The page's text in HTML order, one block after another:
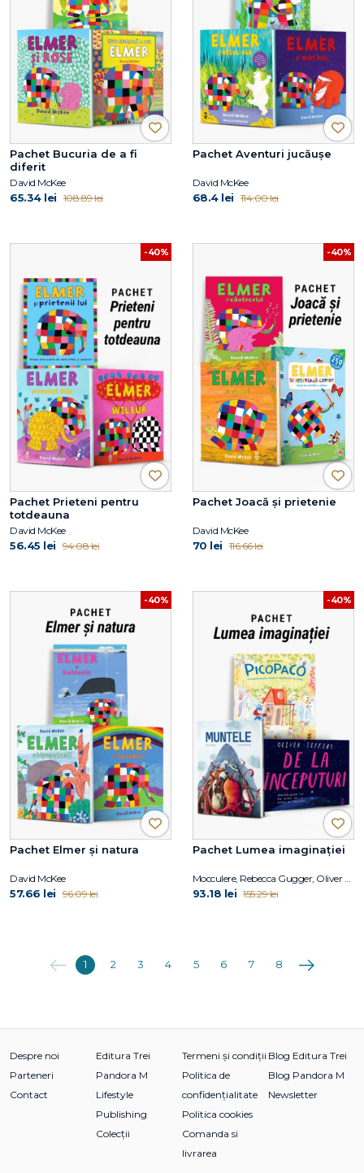
Pachet Bucuria de a fi
diferit
David McKee
65.34 lei 108.89 lei
Pachet Aventuri jucăușe
David McKee
68.4 lei 114.00 lei
-40%
Pachet Prieteni pentru
totdeauna
David McKee
56.45 lei 94.08 lei
-40%
Pachet Joacă și prietenie
David McKee
70 lei 116.66 lei
-40%
Pachet Elmer și natura
David McKee
57.66 lei 96.09 lei
-40%
Pachet Lumea imaginației
93.18 lei 155.29 lei
Anterioara
1 2 3 4 5 6 7 8 Următoarea
Despre noi
Parteneri
Contact
Editura Trei
Pandora M
Lifestyle
Publishing
Colecții
Termeni și condiții
Politica de
confidențialitate
Politica cookies
Comanda si
livrarea
Blog Editura Trei
Blog Pandora M
Newsletter